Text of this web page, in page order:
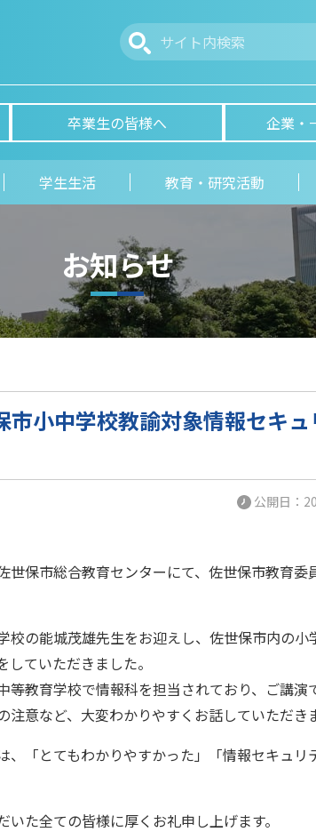
卒業生の皆様へ 企業・
学生生活 教育・研究活動
お知らせ
市小中学校教諭対象情報セキ
公開日：
世保市総合教育センターにて、佐世保市教育
校の能城茂雄先生をお迎えし、佐世保市内の
ていただきました。
等教育学校で情報科を担当されており、ご講
注意など、大変わかりやすくお話していただき
、「とてもわかりやすかった」「情報セキュ
た全ての皆様に厚くお礼申し上げます。